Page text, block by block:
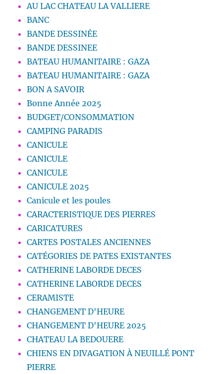
AU LAC CHATEAU LA VALLIERE
BANC
BANDE DESSINÉE
BANDE DESSINEE
BATEAU HUMANITAIRE : GAZA
BATEAU HUMANITAIRE : GAZA
BON A SAVOIR
Bonne Année 2025
BUDGET/CONSOMMATION
CAMPING PARADIS
CANICULE
CANICULE
CANICULE
CANICULE 2025
Canicule et les poules
CARACTERISTIQUE DES PIERRES
CARICATURES
CARTES POSTALES ANCIENNES
CATÉGORIES DE PATES EXISTANTES
CATHERINE LABORDE DECES
CATHERINE LABORDE DECES
CERAMISTE
CHANGEMENT D'HEURE
CHANGEMENT D'HEURE 2025
CHATEAU LA BEDOUERE
CHIENS EN DIVAGATION À NEUILLÉ PONT
PIERRE